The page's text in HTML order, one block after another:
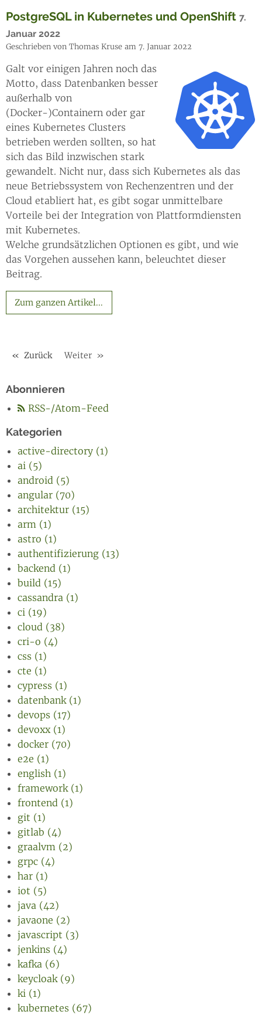
PostgreSQL in Kubernetes und OpenShift 7.
Januar 2022
Geschrieben von Thomas Kruse am 7. Januar 2022
Galt vor einigen Jahren noch das
Motto, dass Datenbanken besser
außerhalb von
(Docker-)Containern oder gar
eines Kubernetes Clusters
betrieben werden sollten, so hat
sich das Bild inzwischen stark
gewandelt. Nicht nur, dass sich Kubernetes als das
neue Betriebssystem von Rechenzentren und der
Cloud etabliert hat, es gibt sogar unmittelbare
Vorteile bei der Integration von Plattformdiensten
mit Kubernetes.
Welche grundsätzlichen Optionen es gibt, und wie
das Vorgehen aussehen kann, beleuchtet dieser
Beitrag.
Zum ganzen Artikel...
Zurück Weiter
Abonnieren
RSS-/Atom-Feed
Kategorien
active-directory (1)
ai (5)
android (5)
angular (70)
architektur (15)
arm (1)
astro (1)
authentifizierung (13)
backend (1)
build (15)
cassandra (1)
ci (19)
cloud (38)
cri-o (4)
css (1)
cte (1)
cypress (1)
datenbank (1)
devops (17)
devoxx (1)
docker (70)
e2e (1)
english (1)
framework (1)
frontend (1)
git (1)
gitlab (4)
graalvm (2)
grpc (4)
har (1)
iot (5)
java (42)
javaone (2)
javascript (3)
jenkins (4)
kafka (6)
keycloak (9)
ki (1)
kubernetes (67)